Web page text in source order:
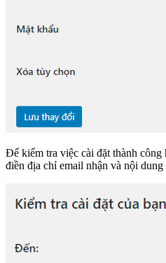
Để kiểm tra việc cài đặt thành
điền địa chỉ email nhận và nội dung